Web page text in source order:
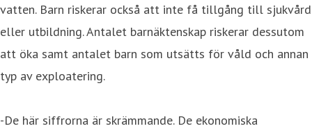
vatten. Barn riskerar också att inte få tillgång till sjukvård
eller utbildning. Antalet barnäktenskap riskerar dessutom
att öka samt antalet barn som utsätts för våld och annan
typ av exploatering.
-De här siffrorna är skrämmande. De ekonomiska